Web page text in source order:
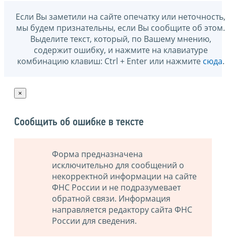
Если Вы заметили на сайте опечатку или неточность,
мы будем признательны, если Вы сообщите об этом.
Выделите текст, который, по Вашему мнению,
содержит ошибку, и нажмите на клавиатуре
комбинацию клавиш: Ctrl + Enter или нажмите сюда.
×
Сообщить об ошибке в тексте
Форма предназначена
исключительно для сообщений о
некорректной информации на сайте
ФНС России и не подразумевает
обратной связи. Информация
направляется редактору сайта ФНС
России для сведения.